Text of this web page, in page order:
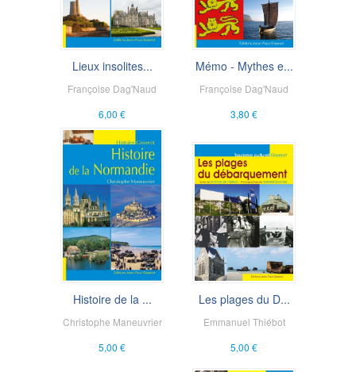
Lieux insolites...
Françoise Dag'Naud
6,00 €
Mémo - Mythes e...
Françoise Dag'Naud
3,80 €
Histoire de la ...
Christophe Maneuvrier
5,00 €
Les plages du D...
Emmanuel Thiébot
5,00 €